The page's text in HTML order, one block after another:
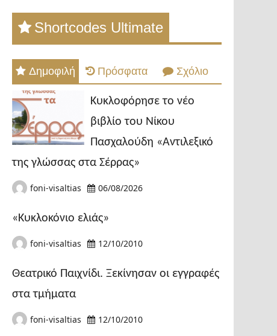
Shortcodes Ultimate
Δημοφιλή Πρόσφατα Σχόλιο
Κυκλοφόρησε το νέο
βιβλίο του Νίκου
Πασχαλούδη «Αντιλεξικό
της γλώσσας στα Σέρρας»
foni-visaltias 06/08/2026
«Κυκλοκόνιο ελιάς»
foni-visaltias 12/10/2010
Θεατρικό Παιχνίδι. Ξεκίνησαν οι εγγραφές
στα τμήματα
foni-visaltias 12/10/2010